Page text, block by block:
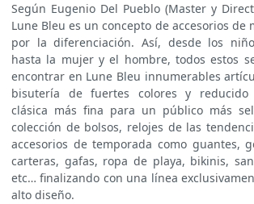
Según Eugenio Del Pueblo (Master y
Lune Bleu es un concepto de accesorios de
por la diferenciación. Así, desde los
hasta la mujer y el hombre, todos estos
encontrar en Lune Bleu innumerables
bisutería de fuertes colores y reducido
clásica más fina para un público más
colección de bolsos, relojes de las
accesorios de temporada como guantes,
carteras, gafas, ropa de playa, bikinis,
etc… finalizando con una línea
alto diseño.